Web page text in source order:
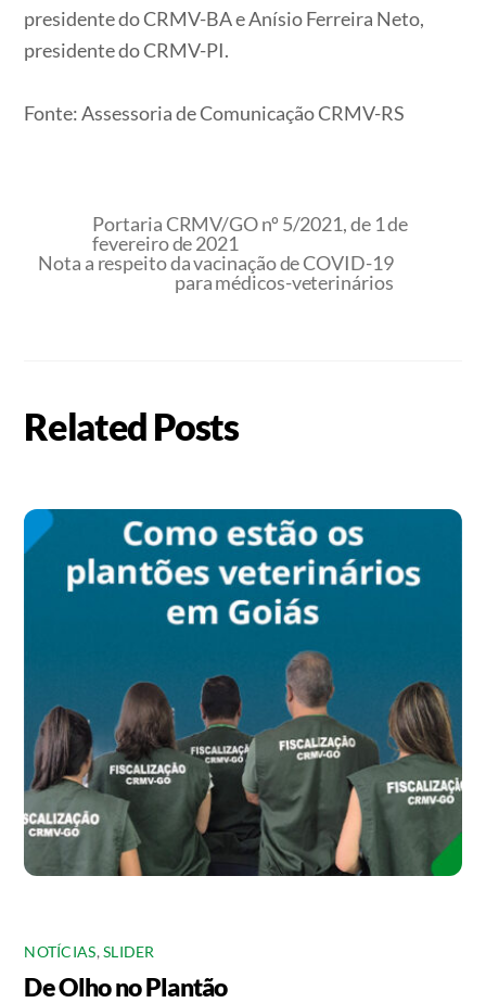
presidente do CRMV-BA e Anísio Ferreira Neto,
presidente do CRMV-PI.
Fonte: Assessoria de Comunicação CRMV-RS
Portaria CRMV/GO nº 5/2021, de 1 de
fevereiro de 2021
Nota a respeito da vacinação de COVID-19
para médicos-veterinários
Related Posts
NOTÍCIAS,SLIDER
De Olho no Plantão